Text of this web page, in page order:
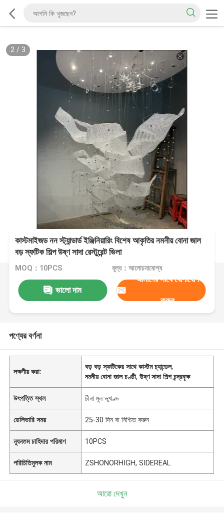
2/ 3
কাস্টমাইজড নন স্ট্যান্ডার্ড ইঞ্জিনিয়ারিং বিশেষ আকৃতির নমনীয় বোনা জাল
বড় স্ফটিক শিল্প উষ্ণ সাদা রেস্টুরেন্ট ভিলা
MOQ：10PCS মূল্য：আলোচনাযোগ্য
ভালো দাম
আমাদের সাথে যোগাযোগ
করুন
পণ্যের বর্ণনা
লক্ষণীয় করা:
বড় বড় স্ফটিকের সাথে কাস্টম চ্যান্ডেল,
নমনীয় বোনা জাল চণ্ডী,উষ্ণ সাদা শিল্প চন্দ্রবৃক্ষ
উৎপত্তি স্থল চীনা মূল ভূখণ্ড
ডেলিভারি সময় 25-30 দিন বা নিশ্চিত করুন
ন্যূনতম চাহিদার পরিমাণ 10PCS
পরিচিতিমুলক নাম ZSHONORHIGH, SIDEREAL
আরো দেখুন